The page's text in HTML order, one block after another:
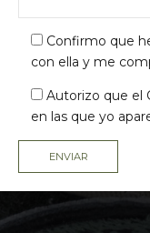
Confirmo que
con ella y me
Autorizo que el
en las que yo